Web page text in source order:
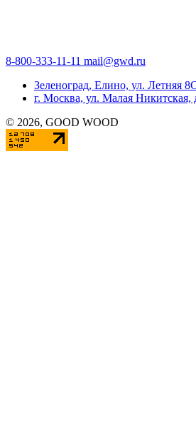
8-800-333-11-11 mail@gwd.ru
Зеленоград, Елино, ул. Летняя
г. Москва, ул. Малая Никитская,
© 2026, GOOD WOOD